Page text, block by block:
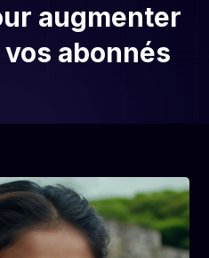
augmenter
abonnés